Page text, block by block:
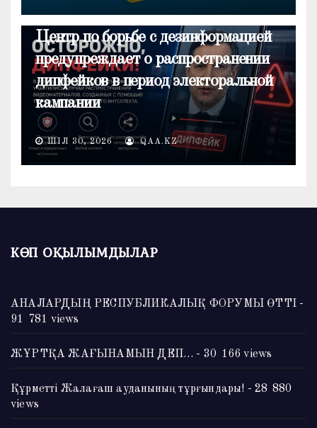
ОБЩЕСТВО
Центр по борьбе с дезинформацией
предупреждает о распространении
дипфейков в период электоральной
кампании
ШІЛ 30, 2026 QAA.KZ
КӨП ОҚЫЛЫМДЫЛАР
АНАЛАРДЫҢ РЕСПУБЛИКАЛЫҚ ФОРУМЫ ӨТТІ -
91 781 views
ЖҰРТҚА ЖАҒЫНАМЫН ДЕП… - 30 166 views
Құрметті Жалағаш ауданының тұрғындары! - 28 880
views